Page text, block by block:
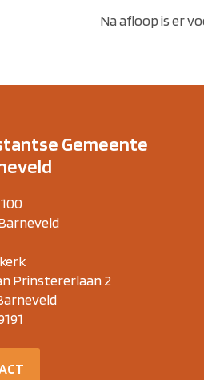
Na afloop is er
Gemeente
Prinstererlaan 2